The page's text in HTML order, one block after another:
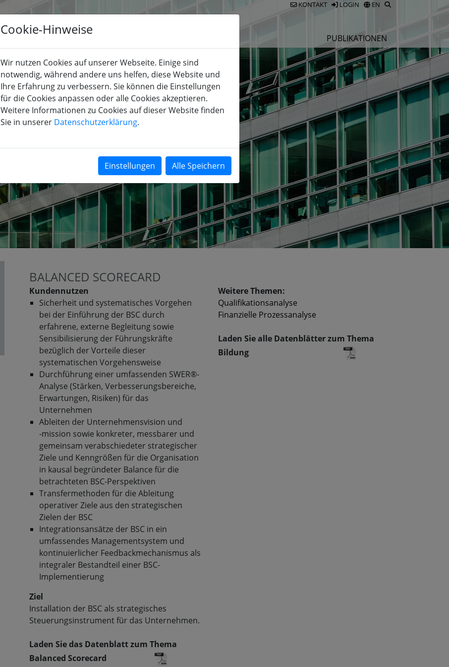
KONTAKT LOGIN EN
PUBLIKATIONEN
BALANCED SCORECARD
Kundennutzen
Sicherheit und systematisches Vorgehen
bei der Einführung der BSC durch
erfahrene, externe Begleitung sowie
Sensibilisierung der Führungskräfte
bezüglich der Vorteile dieser
systematischen Vorgehensweise
Durchführung einer umfassenden SWER®-
Analyse (Stärken, Verbesserungsbereiche,
Erwartungen, Risiken) für das
Unternehmen
Ableiten der Unternehmensvision und
‑mission sowie konkreter, messbarer und
gemeinsam verabschiedeter strategischer
Ziele und Kenngrößen für die Organisation
in kausal begründeter Balance für die
betrachteten BSC-Perspektiven
Transfermethoden für die Ableitung
operativer Ziele aus den strategischen
Zielen der BSC
Integrationsansätze der BSC in ein
umfassendes Managementsystem und
kontinuierlicher Feedbackmechanismus als
integraler Bestandteil einer BSC-
Implementierung
Ziel
Installation der BSC als strategisches
Steuerungsinstrument für das Unternehmen.
Laden Sie das Datenblatt zum Thema
Balanced Scorecard
Weitere Themen:
Qualifikationsanalyse
Finanzielle Prozessanalyse
Laden Sie alle Datenblätter zum Thema
Bildung
Cookie-Hinweise
Wir nutzen Cookies auf unserer Webseite. Einige sind
notwendig, während andere uns helfen, diese Website und
Ihre Erfahrung zu verbessern. Sie können die Einstellungen
für die Cookies anpassen oder alle Cookies akzeptieren.
Weitere Informationen zu Cookies auf dieser Website finden
Sie in unserer Datenschutzerklärung.